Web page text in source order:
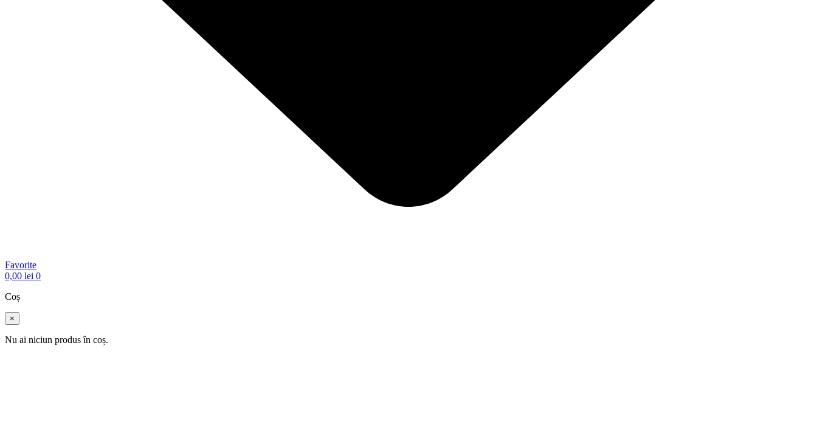
Favorite
0,00 lei 0
Coș
×
Nu ai niciun produs în coș.